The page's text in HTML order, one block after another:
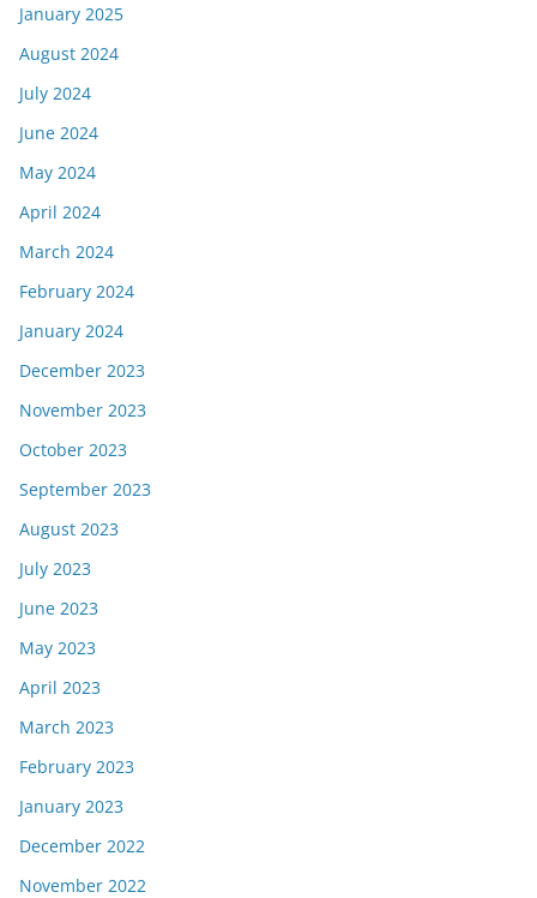
January 2025
August 2024
July 2024
June 2024
May 2024
April 2024
March 2024
February 2024
January 2024
December 2023
November 2023
October 2023
September 2023
August 2023
July 2023
June 2023
May 2023
April 2023
March 2023
February 2023
January 2023
December 2022
November 2022